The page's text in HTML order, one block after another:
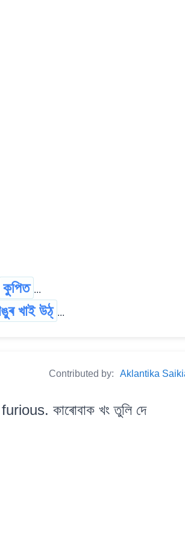
কুপিত ...
খাই উঠ্ ...
Contributed by: Aklantika
কাৰোবাক খং তুলি দে